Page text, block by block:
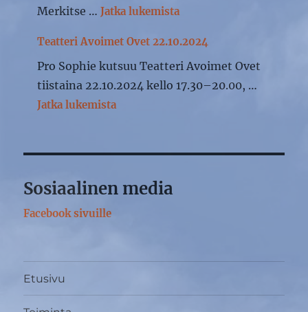
Merkitse …Jatka lukemista"Teatteri Avoimet Ovet
Teatteri Avoimet Ovet 22.10.2024
Pro Sophie kutsuu Teatteri Avoimet Ovet
tiistaina 22.10.2024 kello 17.30–20.00, …
Jatka lukemista"Teatteri Avoimet Ovet 22.10.2024"
Sosiaalinen media
Facebook sivuille
Etusivu